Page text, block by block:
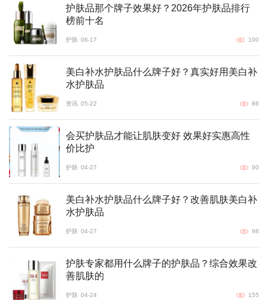
护肤品那个牌子效果好？2026年护肤品排行
榜前十名
护肤 06-17 100
美白补水护肤品什么牌子好？真实好用美白补
水护肤品
资讯 05-22 86
会买护肤品才能让肌肤变好 效果好实惠高性
价比护
护肤 04-27 90
美白补水护肤品什么牌子好？改善肌肤美白补
水护肤品
护肤 04-27 98
护肤专家都用什么牌子的护肤品？综合效果改
善肌肤的
护肤 04-24 155